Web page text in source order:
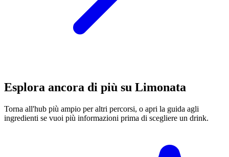
Esplora ancora di più su Limonata
Torna all'hub più ampio per altri percorsi, o apri la guida agli
ingredienti se vuoi più informazioni prima di scegliere un drink.